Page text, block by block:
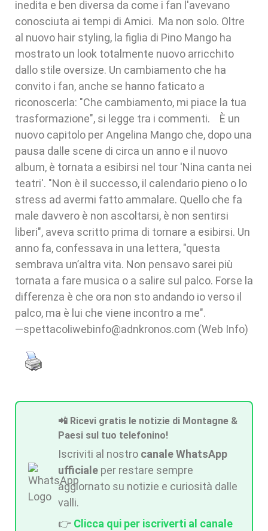
inedita e ben diversa da come i fan l'avevano
conosciuta ai tempi di Amici. Ma non solo. Oltre
al nuovo hair styling, la figlia di Pino Mango ha
mostrato un look totalmente nuovo arricchito
dallo stile oversize. Un cambiamento che ha
convito i fan, anche se hanno faticato a
riconoscerla: "Che cambiamento, mi piace la tua
trasformazione", si legge tra i commenti. È un
nuovo capitolo per Angelina Mango che, dopo una
pausa dalle scene di circa un anno e il nuovo
album, è tornata a esibirsi nel tour 'Nina canta nei
teatri'. "Non è il successo, il calendario pieno o lo
stress ad avermi fatto ammalare. Quello che fa
male davvero è non ascoltarsi, è non sentirsi
liberi", aveva scritto prima di tornare a esibirsi. Un
anno fa, confessava in una lettera, "questa
sembrava un’altra vita. Non pensavo sarei più
tornata a fare musica o a salire sul palco. Forse la
differenza è che ora non sto andando io verso il
palco, ma è lui che viene incontro a me".
—spettacoliwebinfo@adnkronos.com (Web Info)
📲 Ricevi gratis le notizie di Montagne &
Paesi sul tuo telefonino!
Iscriviti al nostro canale WhatsApp
ufficiale per restare sempre
aggiornato su notizie e curiosità dalle
valli.
👉 Clicca qui per iscriverti al canale